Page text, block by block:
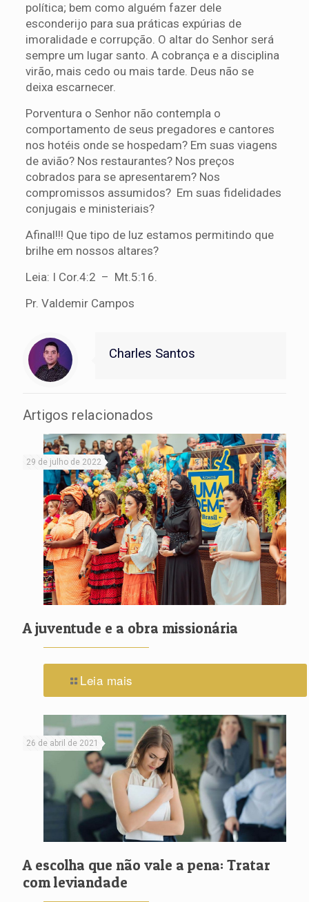
política; bem como alguém fazer dele
esconderijo para sua práticas expúrias de
imoralidade e corrupção. O altar do Senhor será
sempre um lugar santo. A cobrança e a disciplina
virão, mais cedo ou mais tarde. Deus não se
deixa escarnecer.
Porventura o Senhor não contempla o
comportamento de seus pregadores e cantores
nos hotéis onde se hospedam? Em suas viagens
de avião? Nos restaurantes? Nos preços
cobrados para se apresentarem? Nos
compromissos assumidos? Em suas fidelidades
conjugais e ministeriais?
Afinal!!! Que tipo de luz estamos permitindo que
brilhe em nossos altares?
Leia: I Cor.4:2 – Mt.5:16.
Pr. Valdemir Campos
Charles Santos
Artigos relacionados
29 de julho de 2022
A juventude e a obra missionária
Leia mais
26 de abril de 2021
A escolha que não vale a pena: Tratar
com leviandade